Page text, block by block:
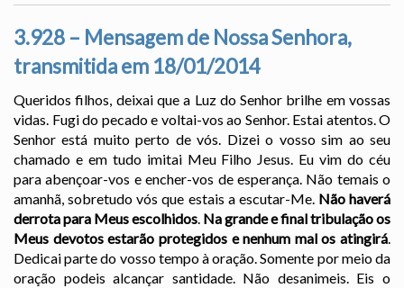
3.928 – Mensagem de Nossa Senhora,
transmitida em 18/01/2014
Queridos filhos, deixai que a Luz do Senhor brilhe em vossas
vidas. Fugi do pecado e voltai-vos ao Senhor. Estai atentos. O
Senhor está muito perto de vós. Dizei o vosso sim ao seu
chamado e em tudo imitai Meu Filho Jesus. Eu vim do céu
para abençoar-vos e encher-vos de esperança. Não temais o
amanhã, sobretudo vós que estais a escutar-Me. Não haverá
derrota para Meus escolhidos. Na grande e final tribulação os
Meus devotos estarão protegidos e nenhum mal os atingirá.
Dedicai parte do vosso tempo à oração. Somente por meio da
oração podeis alcançar santidade. Não desanimeis. Eis o